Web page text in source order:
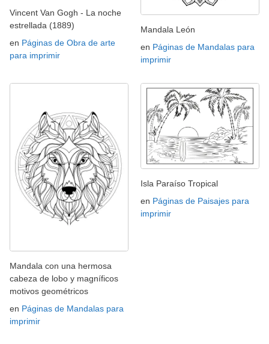
Vincent Van Gogh - La noche
estrellada (1889)
en Páginas de Obra de arte
para imprimir
Mandala León
en Páginas de Mandalas para
imprimir
Mandala con una hermosa
cabeza de lobo y magníficos
motivos geométricos
en Páginas de Mandalas para
imprimir
Isla Paraíso Tropical
en Páginas de Paisajes para
imprimir